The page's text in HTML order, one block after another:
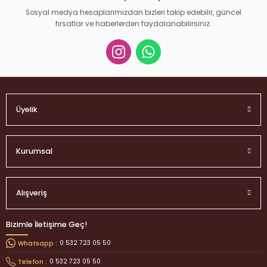
Gönder
Sosyal medya hesaplarımızdan bizleri takip edebilir, güncel
fırsatlar ve haberlerden faydalanabilirsiniz.
Üyelik
Kurumsal
Alışveriş
Bizimle İletişime Geç!
Whatsapp : 0 532 723 05 50
Telefon : 0 532 723 05 50